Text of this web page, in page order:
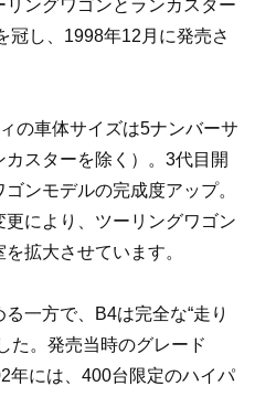
ングワゴンとランカスター
冠し、1998年12月に発売さ
の車体サイズは5ナンバーサ
スターを除く）。3代目開
ンモデルの完成度アップ。
更により、ツーリングワゴン
拡大させています。
一方で、B4は完全な“走り
た。発売当時のグレード
年には、400台限定のハイパ